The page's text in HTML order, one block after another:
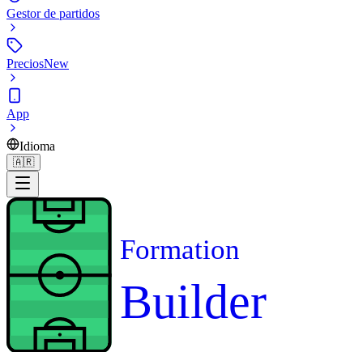
Gestor de partidos
PreciosNew
App
Idioma
🇦🇷
Formation
Builder